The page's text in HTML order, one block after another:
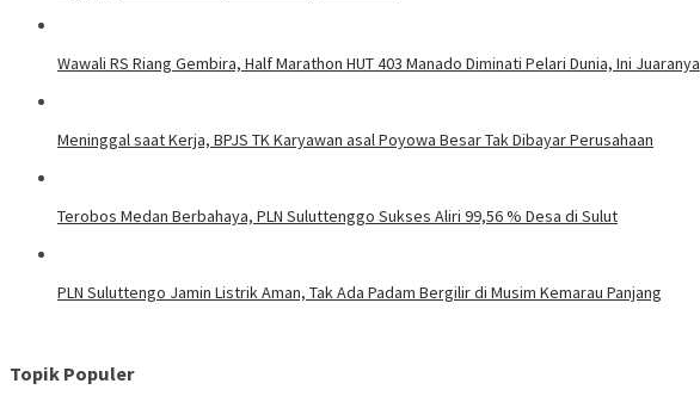
Wawali RS Riang Gembira, Half Marathon HUT 403 Manado Diminati Pelari Dunia, Ini Juaranya
Meninggal saat Kerja, BPJS TK Karyawan asal Poyowa Besar Tak Dibayar Perusahaan
Terobos Medan Berbahaya, PLN Suluttenggo Sukses Aliri 99,56 % Desa di Sulut
PLN Suluttengo Jamin Listrik Aman, Tak Ada Padam Bergilir di Musim Kemarau Panjang
Topik Populer